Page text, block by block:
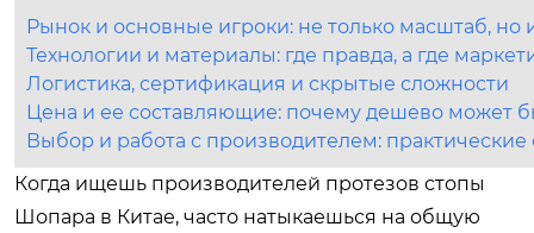
Рынок и основные игроки: не только масштаб, но
Технологии и материалы: где правда, а где
Логистика, сертификация и скрытые сложности
Цена и ее составляющие: почему дешево может
Выбор и работа с производителем: практические
Когда ищешь производителей протезов стопы
Шопара в Китае, часто натыкаешься на общую